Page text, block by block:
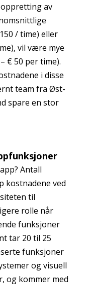
av
/ time) eller
vil være mye
€ 50 per time).
i disse
team fra Øst-
spare en stor
Antall
kostnadene ved
til
rolle når
funksjoner
tar 20 til 25
funksjoner
og visuell
og kommer med